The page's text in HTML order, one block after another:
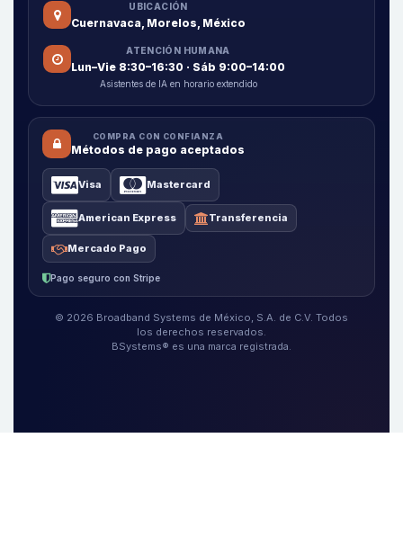
UBICACIÓN
Cuernavaca, Morelos, México
ATENCIÓN HUMANA
Lun–Vie 8:30–16:30 · Sáb 9:00–14:00
Asistentes de IA en horario extendido
COMPRA CON CONFIANZA
Métodos de pago aceptados
Visa Mastercard
American Express Transferencia
Mercado Pago
Pago seguro con Stripe
© 2026 Broadband Systems de México, S.A. de C.V. Todos
los derechos reservados.
BSystems® es una marca registrada.